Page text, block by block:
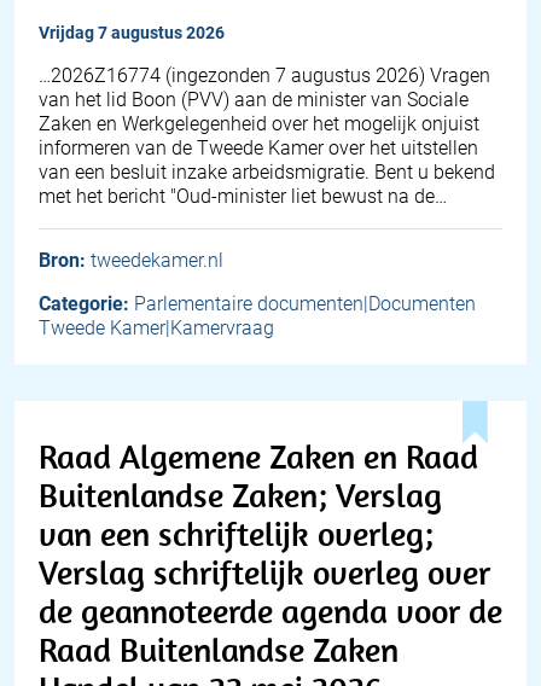
vrijdag 7 augustus 2026
… 2026Z16774 (ingezonden 7 augustus 2026) Vragen
van het lid Boon (PVV) aan de minister van Sociale
Zaken en Werkgelegenheid over het mogelijk onjuist
informeren van de Tweede Kamer over het uitstellen
van een besluit inzake arbeidsmigratie. Bent u bekend
met het bericht "Oud-minister liet bewust na de…
Bron: tweedekamer.nl
Categorie: Parlementaire documenten|Documenten
Tweede Kamer|Kamervraag
Raad Algemene Zaken en Raad
Buitenlandse Zaken; Verslag
van een schriftelijk overleg;
Verslag schriftelijk overleg over
de geannoteerde agenda voor de
Raad Buitenlandse Zaken